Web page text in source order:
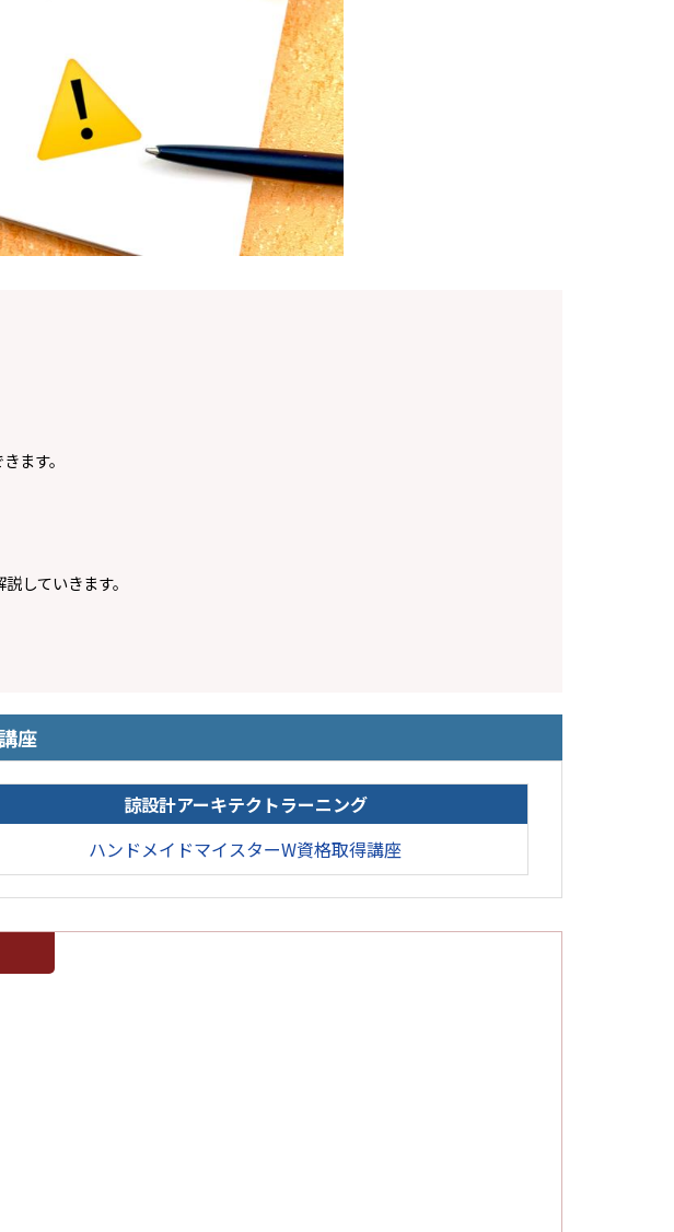
ます。
していきます。
座
諒設計アーキテクトラーニング
ハンドメイドマイスターW資格取得講座